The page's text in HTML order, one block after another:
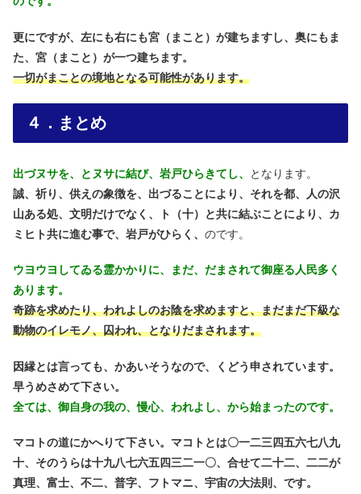
更にですが、左にも右にも宮（まこと）が建ちますし、奥にもま
た、宮（まこと）が一つ建ちます。
一切がまことの境地となる可能性があります。
４．まとめ
出づヌサを、とヌサに結び、岩戸ひらきてし、
となります。
誠、祈り、供えの象徴を、出づることにより、それを都、人の沢
山ある処、文明だけでなく、ト（十）と共に結ぶことにより、カ
ミヒト共に進む事で、岩戸がひらく、 のです。
ウヨウヨしてゐる霊かかりに、まだ、だまされて御座る人民多く
あります。
奇跡を求めたり、われよしのお陰を求めますと、まだまだ下級な
動物のイレモノ、囚われ、となりだまされます。
因縁とは言っても、かあいそうなので、くどう申されています。
早うめさめて下さい。
全ては、御自身の我の、慢心、われよし、から始まったのです。
マコトの道にかへりて下さい。マコトとは〇一二三四五六七八九
十、そのうらは十九八七六五四三二一〇、合せて二十二、二二が
真理、富士、不二、普字、フトマニ、宇宙の大法則、です。